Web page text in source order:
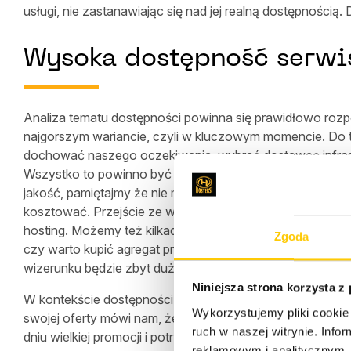
Zgoda
Niniejsza strona korzysta z
Wykorzystujemy pliki
ruch w naszej witrynie.
usługi, nie zastanawiając się nad jej realną
Wysoka dostępność
Analiza tematu dostępności powinna się prawidłowo
najgorszym wariancie, czyli w kluczowym momencie.
dochować naszego oczekiwania, wybrać dostawcę
Wszystko to powinno być poparte umową SLA z
jakość, pamiętajmy że nie ma nic za darmo – nikt
kosztować. Przejście ze współdzielonego hostingu na
hosting. Możemy też kilkadziesiąt razy zmniejszyć
czy warto kupić agregat prądotwórczy za 2 mln złotych,
wizerunku będzie zbyt duży?
W kontekście dostępności często pojawia się
swojej oferty mówi nam, że SLA np. jego
dniu wielkiej promocji i potrwać do 15.00. Niezwykle